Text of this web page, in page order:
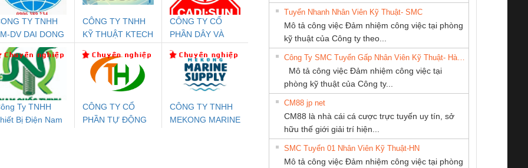
An Toàn
Contact
PC20-1NO-
24DC-SP -
Rơ Le An Toàn
Phoenix Contact
PSR-SCP-
24UC/ESL4/3X1/1X2/B
- 2981059
Điện AC
Mô-đun Ắc Quy UPS
Bộ Lặp Tín Hiệu
PROFIBUS Phoenix
Contact PSI-REP-
PROFIBUS/12MB -
2708863
Rơ Le An Toàn
Phoenix Contact
2986960 – PSR-
SCP-
24DC/FSP/2X1/1X2
Rơ Le An Toàn
Bộ giám sát chuỗi
tấm pin
TRANSCLINIC 16I+
1K5 H (2502520000)
Bộ giám sát chuỗi
tấm pin
TRANSCLINIC 16I+
1K5 L (2433950000)
Bộ giám sát dòng
TRANSCLINIC 16I+
(2008130000)
điện TRANSCLINIC
BKE 1K5.4
(7791400879)2. Giá
Nẹp nhôm chống
trơn Đà Nẵng
TY TNHH
DV DAI DONG
THANH
CÔNG TY TNHH
KỸ THUẬT KTECH
CÔNG TY CỔ
PHẦN DÂY VÀ
THƯỢNG ĐÌNH
Ty TNHH
Bị Điện Nam
CÔNG TY CỔ
PHẦN TỰ ĐỘNG
CÔNG TY TNHH
MEKONG MARINE
CÔNG TY CP TỰ
ĐỘNG TIẾN
HƯNG
Cty TNHH TM QC
Ba Miền
CÔNG TY TNHH
THIÊN ÂN VIỆT
NAM
CÔNG TY TNHH
THIẾT BỊ CÔNG
NGHIỆP NIHON
SETSUBI VIỆT
THƯƠNG MẠI
DỊCH VỤ KỸ
THUẬT ĐIỆN CƠ
GIA HƯNG PHÁT
KINH DOANH
Tuyển Nhanh Nhân Viên Kỹ Thuật- SMC
Mô tả công việc Đảm nhiệm công việc tại phòng
kỹ thuật của Công ty theo...
Mô tả công việc Đảm nhiệm công việc tại
phòng kỹ thuật của Công ty...
CM88 jp net
CM88 là nhà cái cá cược trực tuyến uy tín, sở
hữu thế giới giải trí hiện...
SMC Tuyển 01 Nhân Viên Kỹ Thuật-HN
Mô tả công việc Đảm nhiệm công việc tại phòng